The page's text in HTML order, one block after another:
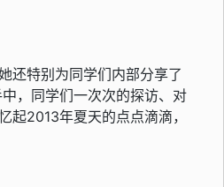
还特别为同学们内部分享了
，同学们一次次的探访、对
2013年夏天的点点滴滴，